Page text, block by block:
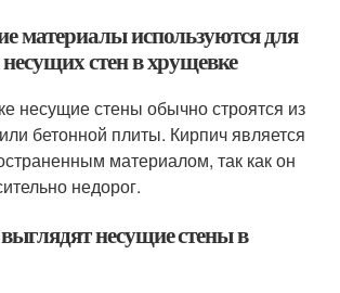
материалы используются для
несущих стен в хрущевке
несущие стены обычно строятся из
бетонной плиты. Кирпич является
материалом, так как он
недорог.
несущие стены в